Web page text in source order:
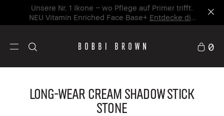
Unsere Nr. 1 Ikone – wo Pflege auf Primer trifft.
NEU Vitamin Enriched Face Base+ Entdecke die
neue Ikone
0
Long-Wear Cream Shadow Stick
Stone